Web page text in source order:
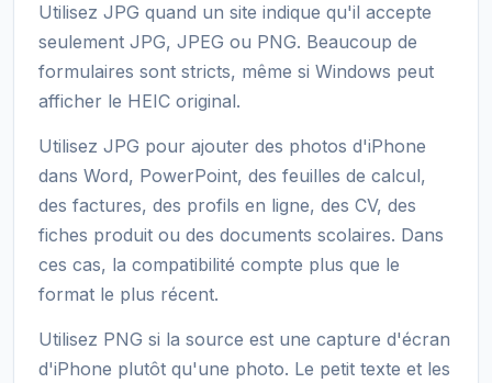
Utilisez JPG quand un site indique qu'il accepte
seulement JPG, JPEG ou PNG. Beaucoup de
formulaires sont stricts, même si Windows peut
afficher le HEIC original.
Utilisez JPG pour ajouter des photos d'iPhone
dans Word, PowerPoint, des feuilles de calcul,
des factures, des profils en ligne, des CV, des
fiches produit ou des documents scolaires. Dans
ces cas, la compatibilité compte plus que le
format le plus récent.
Utilisez PNG si la source est une capture d'écran
d'iPhone plutôt qu'une photo. Le petit texte et les